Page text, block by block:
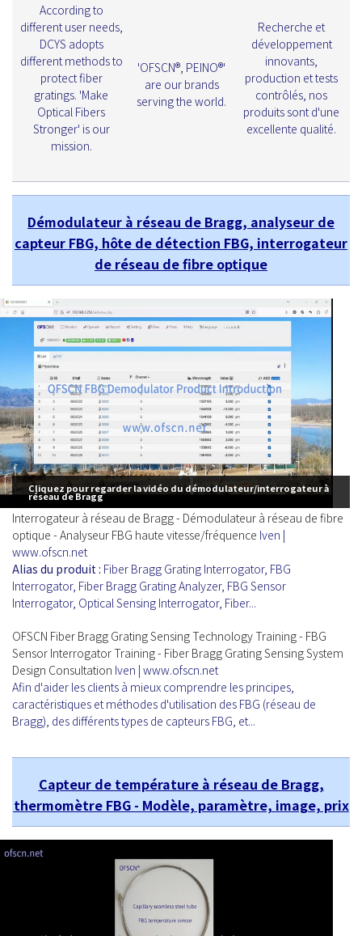
According to
different user needs,
DCYS adopts
different methods to
protect fiber
gratings. 'Make
Optical Fibers
Stronger' is our
mission.
'OFSCN®, PEINO®'
are our brands
serving the world.
Recherche et
développement
innovants,
production et tests
contrôlés, nos
produits sont d'une
excellente qualité.
Démodulateur à réseau de Bragg, analyseur de
capteur FBG, hôte de détection FBG, interrogateur
de réseau de fibre optique
Cliquez pour regarder la vidéo du démodulateur/interrogateur à
réseau de Bragg
Interrogateur à réseau de Bragg - Démodulateur à réseau de fibre
optique - Analyseur FBG haute vitesse/fréquence Iven |
www.ofscn.net
Alias du produit : Fiber Bragg Grating Interrogator, FBG
Interrogator, Fiber Bragg Grating Analyzer, FBG Sensor
Interrogator, Optical Sensing Interrogator, Fiber...
OFSCN Fiber Bragg Grating Sensing Technology Training - FBG
Sensor Interrogator Training - Fiber Bragg Grating Sensing System
Design Consultation Iven | www.ofscn.net
Afin d'aider les clients à mieux comprendre les principes,
caractéristiques et méthodes d'utilisation des FBG (réseau de
Bragg), des différents types de capteurs FBG, et...
Capteur de température à réseau de Bragg,
thermomètre FBG - Modèle, paramètre, image, prix